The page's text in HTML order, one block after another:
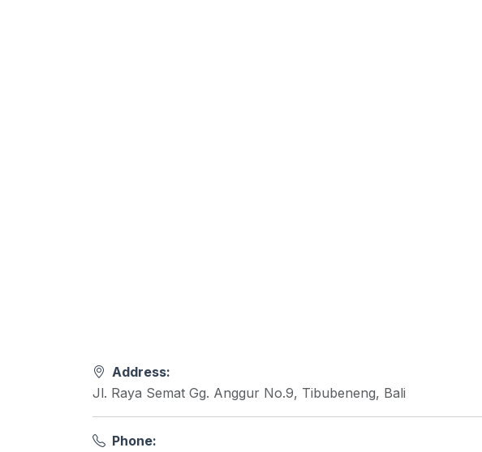
Address:
Jl. Raya Semat Gg. Anggur No.9, Tibubeneng, Bali
Phone: